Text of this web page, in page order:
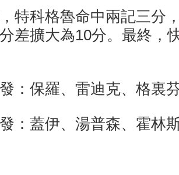
科格魯命中兩記三分
差擴大為10分。最終，
保羅、雷迪克、格裏
蓋伊、湯普森、霍林